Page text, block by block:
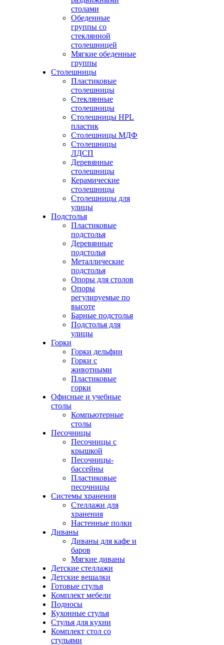
столами
Обеденные
группы со
стеклянной
столешницей
Мягкие обеденные
группы
Столешницы
Пластиковые
столешницы
Стеклянные
столешницы
Столешницы HPL
пластик
Столешницы МДФ
Столешницы
ЛДСП
Деревянные
столешницы
Керамические
столешницы
Столешницы для
улицы
Подстолья
Пластиковые
подстолья
Деревянные
подстолья
Металлические
подстолья
Опоры для столов
Опоры
регулируемые по
высоте
Барные подстолья
Подстолья для
улицы
Горки
Горки дельфин
Горки с
животными
Пластиковые
горки
Офисные и учебные
столы
Компьютерные
столы
Песочницы
Песочницы с
крышкой
Песочницы-
бассейны
Пластиковые
песочницы
Системы хранения
Стеллажи для
хранения
Настенные полки
Диваны
Диваны для кафе и
баров
Мягкие диваны
Детские стеллажи
Детские вешалки
Готовые стулья
Комплект мебели
Подносы
Кухонные стулья
Стулья для кухни
Комплект стол со
стульями